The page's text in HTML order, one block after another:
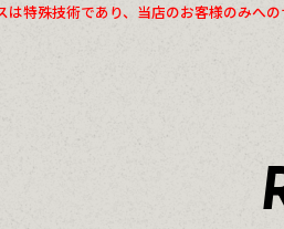
特殊技術であり、当店のお客様のみへ